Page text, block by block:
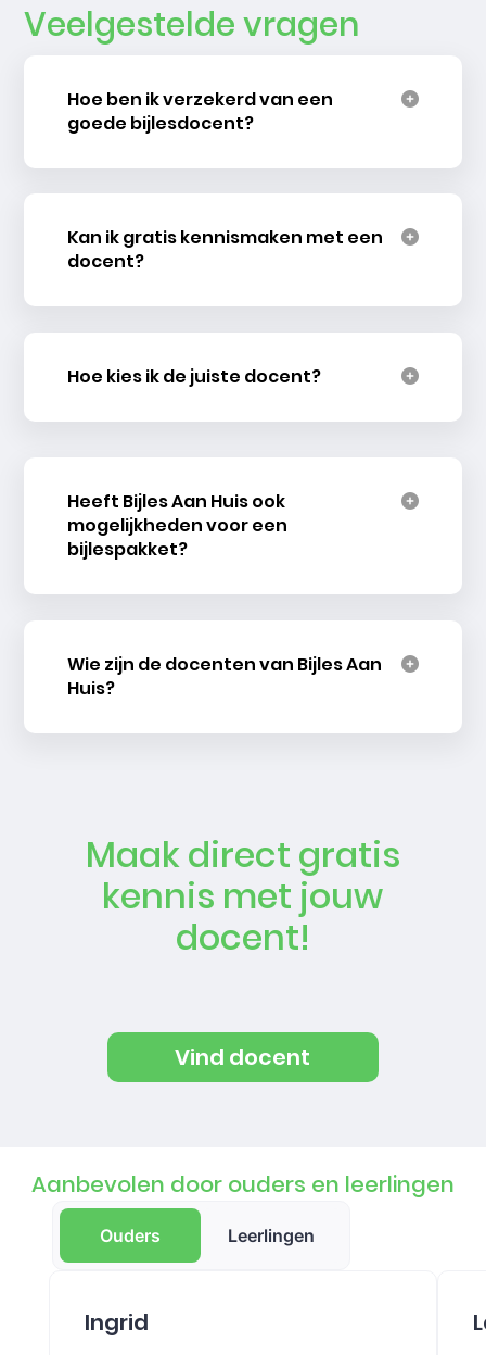
Veelgestelde vragen
Hoe ben ik verzekerd van een
goede bijlesdocent?
Kan ik gratis kennismaken met een
docent?
Hoe kies ik de juiste docent?
Heeft Bijles Aan Huis ook
mogelijkheden voor een
bijlespakket?
Wie zijn de docenten van Bijles Aan
Huis?
Maak direct gratis
kennis met jouw
docent!
Vind docent
Aanbevolen door ouders en leerlingen
Ouders Leerlingen
Ingrid